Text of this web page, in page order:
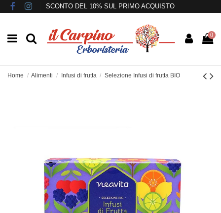
SCONTO DEL 10% SUL PRIMO ACQUISTO
0
Home Alimenti Infusi di frutta Selezione Infusi di frutta BIO